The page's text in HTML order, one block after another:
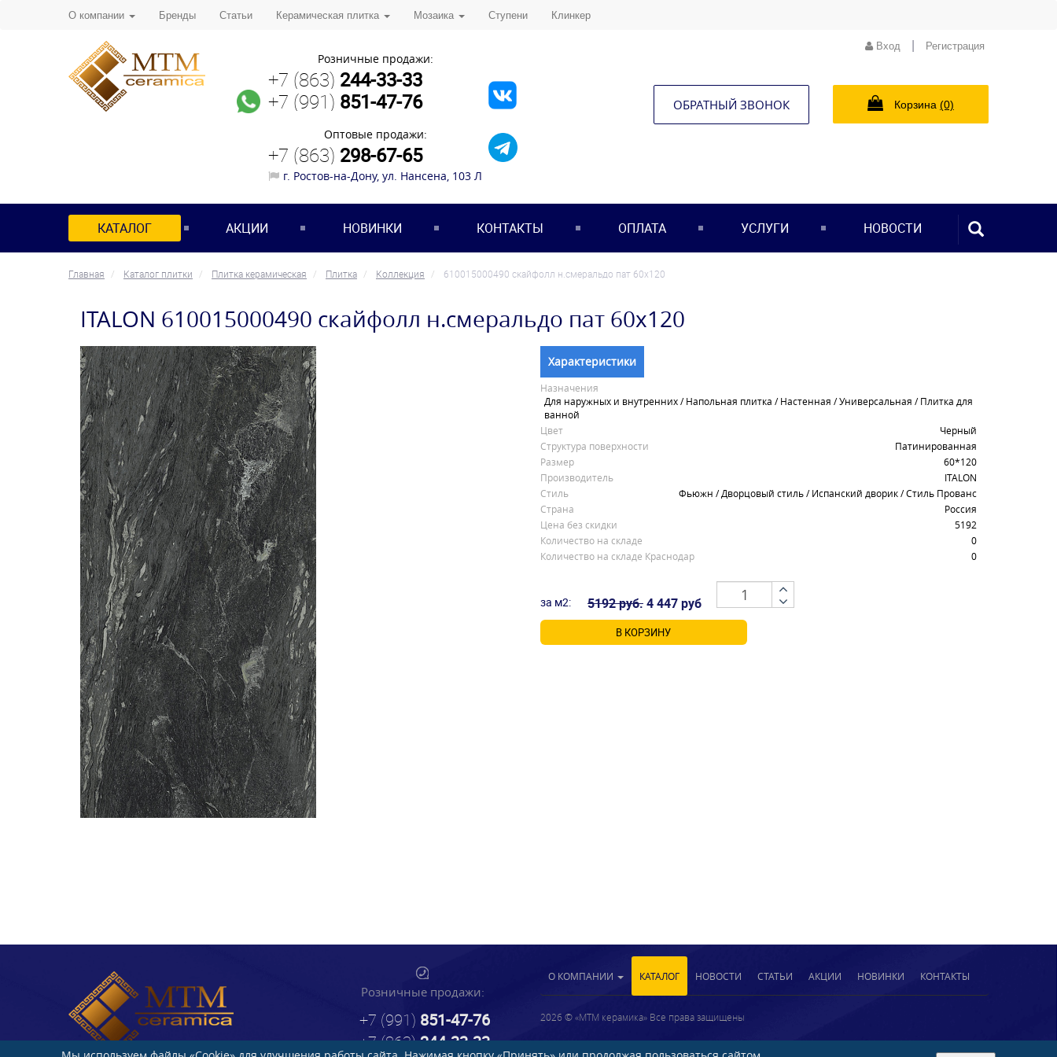
О компании Бренды Статьи Керамическая плитка Мозаика Ступени Клинкер
Вход Регистрация
Розничные продажи:
+7 (863) 244-33-33
+7 (991) 851-47-76
Оптовые продажи:
+7 (863) 298-67-65
г. Ростов-на-Дону, ул. Нансена, 103 Л
ОБРАТНЫЙ ЗВОНОК Корзина (0)
КАТАЛОГ АКЦИИ НОВИНКИ КОНТАКТЫ ОПЛАТА УСЛУГИ НОВОСТИ
Главная Каталог плитки Плитка керамическая Плитка Коллекция 610015000490 скайфолл н.смеральдо пат 60x120
ITALON 610015000490 скайфолл н.смеральдо пат 60x120
Характеристики
Назначения
Для наружных и внутренних / Напольная плитка / Настенная / Универсальная / Плитка для
ванной
Цвет
Черный
Структура поверхности
Патинированная
Размер
60*120
Производитель
ITALON
Стиль
Фьюжн / Дворцовый стиль / Испанский дворик / Стиль Прованс
Страна
Россия
Цена без скидки
5192
Количество на складе
0
Количество на складе Краснодар
0
за м2: 5192 руб.4 447 руб
В КОРЗИНУ
Розничные продажи:
+7 (991) 851-47-76
+7 (863)244-33-33
О КОМПАНИИ КАТАЛОГ НОВОСТИ СТАТЬИ АКЦИИ НОВИНКИ КОНТАКТЫ
2026 © «МТМ керамика» Все права защищены